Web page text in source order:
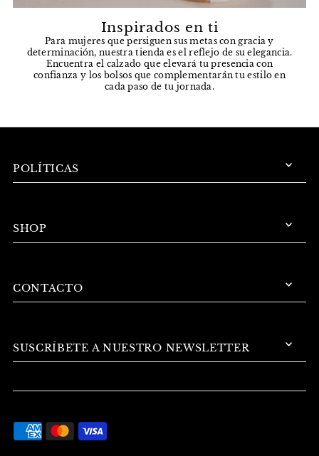
Inspirados en ti
Para mujeres que persiguen sus metas con gracia y
determinación, nuestra tienda es el reflejo de su elegancia.
Encuentra el calzado que elevará tu presencia con
confianza y los bolsos que complementarán tu estilo en
cada paso de tu jornada.
POLÍTICAS
SHOP
CONTACTO
SUSCRÍBETE A NUESTRO NEWSLETTER